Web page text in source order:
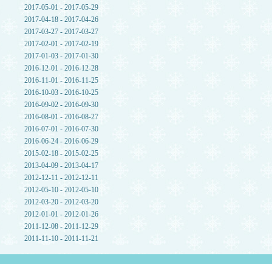
2017-05-01 - 2017-05-29
2017-04-18 - 2017-04-26
2017-03-27 - 2017-03-27
2017-02-01 - 2017-02-19
2017-01-03 - 2017-01-30
2016-12-01 - 2016-12-28
2016-11-01 - 2016-11-25
2016-10-03 - 2016-10-25
2016-09-02 - 2016-09-30
2016-08-01 - 2016-08-27
2016-07-01 - 2016-07-30
2016-06-24 - 2016-06-29
2015-02-18 - 2015-02-25
2013-04-09 - 2013-04-17
2012-12-11 - 2012-12-11
2012-05-10 - 2012-05-10
2012-03-20 - 2012-03-20
2012-01-01 - 2012-01-26
2011-12-08 - 2011-12-29
2011-11-10 - 2011-11-21